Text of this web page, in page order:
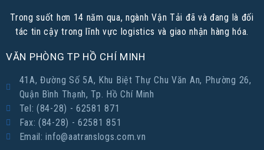
Trong suốt hơn 14 năm qua, ngành Vận Tải đã và đang là đối
tác tin cậy trong lĩnh vực logistics và giao nhận hàng hóa.
VĂN PHÒNG TP HỒ CHÍ MINH
41A, Đường Số 5A, Khu Biệt Thự Chu Văn An, Phường 26,
Quận Bình Thạnh, Tp. Hồ Chí Minh
Tel: (84-28) - 62581 871
Fax: (84-28) - 62581 851
Email: info@aatranslogs.com.vn